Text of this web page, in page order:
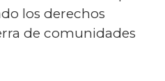
los derechos
de comunidades